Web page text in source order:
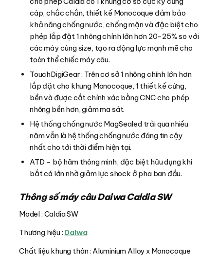
cáp, chắc chắn, thiết kế Monocoque đảm bảo
khả năng chống nước, chống mặn và đặc biệt cho
phép lắp đặt 1 nhông chính lớn hơn 20-25% so với
các máy cùng size, tạo ra động lực mạnh mẽ cho
toàn thể chiếc máy câu.
TouchDigiGear : Trên cơ sở 1 nhông chính lớn hơn
lắp đặt cho khung Monocoque, 1 thiết kế cứng,
bền và được cắt chính xác bằng CNC cho phép
nhông bền hơn, giảm ma sát.
Hệ thống chống nước MagSealed trải qua nhiều
năm vẫn là hệ thống chống nước đáng tin cậy
nhất cho tới thời điểm hiện tại.
ATD – bộ hãm thông minh, đặc biệt hữu dụng khi
bắt cá lớn nhờ giảm lực shock ở pha ban đầu.
Thông số máy câu Daiwa Caldia SW
Model : Caldia SW
Thương hiệu : Daiwa
Chất liệu khung thân : Aluminium Alloy x Monocoque